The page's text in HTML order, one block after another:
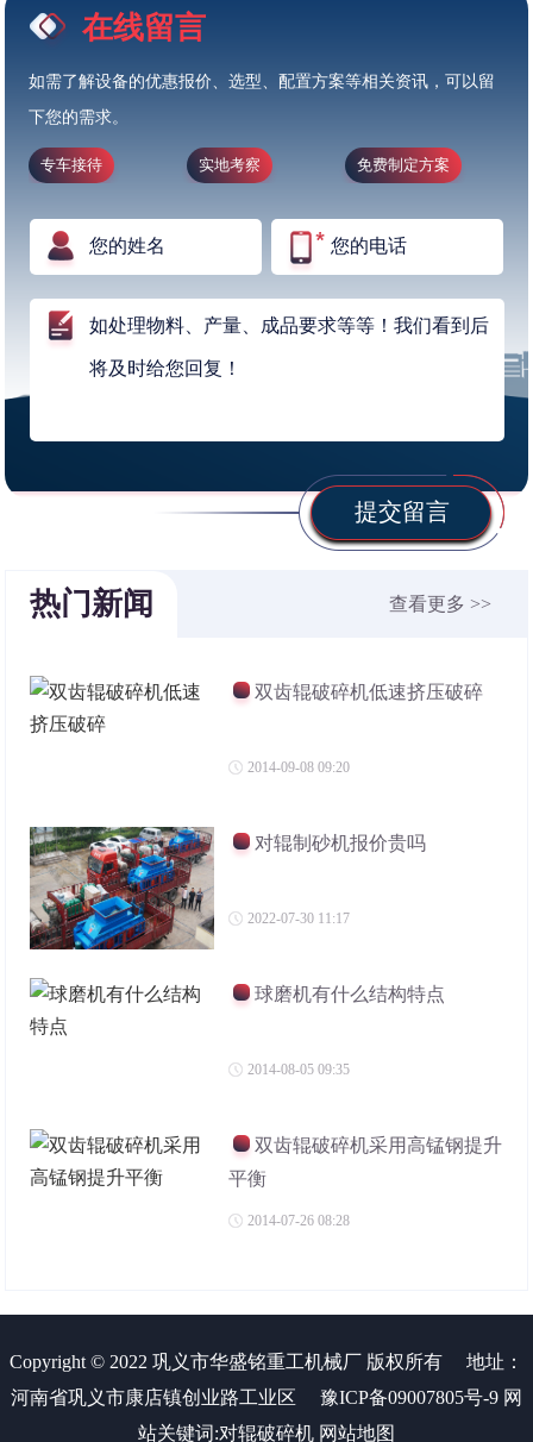
在线留言
如需了解设备的优惠报价、选型、配置方案等相关资讯，可以留
下您的需求。
专车接待 实地考察 免费制定方案
提交留言
热门新闻 查看更多 >>
双齿辊破碎机低速挤压破碎
2014-09-08 09:20
对辊制砂机报价贵吗
2022-07-30 11:17
球磨机有什么结构特点
2014-08-05 09:35
双齿辊破碎机采用高锰钢提升
平衡
2014-07-26 08:28
Copyright © 2022 巩义市华盛铭重工机械厂 版权所有
地址：
河南省巩义市康店镇创业路工业区
豫ICP备09007805号-9 网
站关键词:对辊破碎机 网站地图